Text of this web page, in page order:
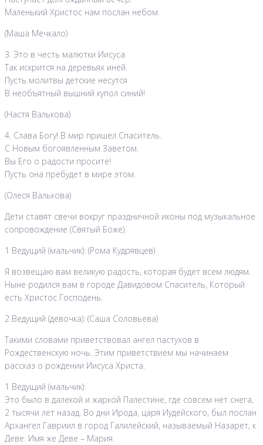
Маленький Христос нам послан небом.
(Маша Мечкало)
3. Это в честь малютки Иисуса
Так искрится на деревьях иней.
Пусть молитвы детские несутся
В необъятный вышний купол синий!
(Настя Валькова)
4. Слава Богу! В мир пришел Спаситель.
С Новым богоявленным Заветом.
Вы Его о радости просите!
Пусть она пребудет в мире этом.
(Олеся Валькова)
Дети ставят свечи вокруг праздничной иконы под музыкальное
сопровождение (Святый Боже).
1 Ведущий (мальчик): (Рома Кудрявцев)
Я возвещаю вам великую радость, которая будет всем людям.
Ныне родился вам в городе Давидовом Спаситель, Который
есть Христос Господень.
2 Ведущий (девочка): (Саша Соловьева)
Такими словами приветствовал ангел пастухов в
Рождественскую ночь. Этим приветствием мы начинаем
рассказ о рождении Иисуса Христа.
1 Ведущий (мальчик):
Это было в далекой и жаркой Палестине, где совсем нет снега,
2 тысячи лет назад. Во дни Ирода, царя Иудейского, был послан
Архангел Гавриил в город Галилейский, называемый Назарет, к
Деве. Имя же Деве – Мария.